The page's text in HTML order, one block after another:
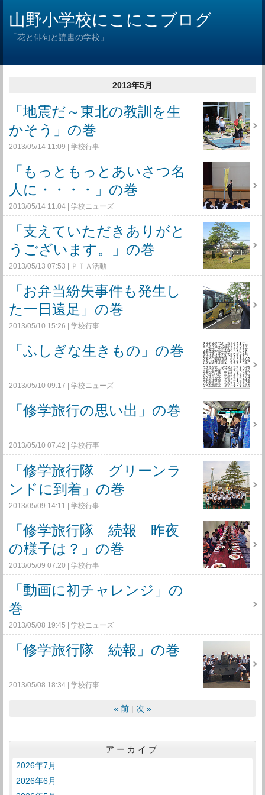
山野小学校にこにこブログ
「花と俳句と読書の学校」
2013年5月
「地震だ～東北の教訓を生
かそう」の巻
2013/05/14 11:09 学校行事
「もっともっとあいさつ名
人に・・・・」の巻
2013/05/14 11:04 学校ニューズ
「支えていただきありがと
うございます。」の巻
2013/05/13 07:53 ＰＴＡ活動
「お弁当紛失事件も発生し
た一日遠足」の巻
2013/05/10 15:26 学校行事
「ふしぎな生きもの」の巻
2013/05/10 09:17 学校ニューズ
「修学旅行の思い出」の巻
2013/05/10 07:42 学校行事
「修学旅行隊 グリーンラ
ンドに到着」の巻
2013/05/09 14:11 学校行事
「修学旅行隊 続報 昨夜
の様子は？」の巻
2013/05/09 07:20 学校行事
「動画に初チャレンジ」の
巻
2013/05/08 19:45 学校ニューズ
「修学旅行隊 続報」の巻
2013/05/08 18:34 学校行事
« 前 次 »
アーカイブ
2026年7月
2026年6月